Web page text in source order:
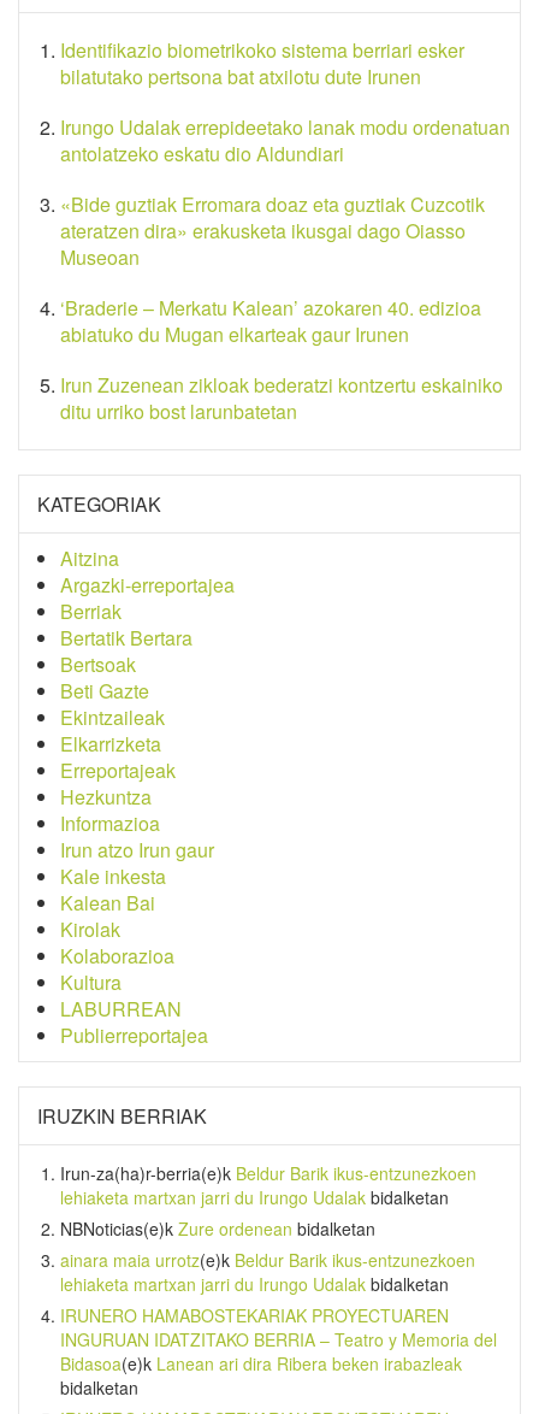
Identifikazio biometrikoko sistema berriari esker
bilatutako pertsona bat atxilotu dute Irunen
Irungo Udalak errepideetako lanak modu ordenatuan
antolatzeko eskatu dio Aldundiari
«Bide guztiak Erromara doaz eta guztiak Cuzcotik
ateratzen dira» erakusketa ikusgai dago Oiasso
Museoan
‘Braderie – Merkatu Kalean’ azokaren 40. edizioa
abiatuko du Mugan elkarteak gaur Irunen
Irun Zuzenean zikloak bederatzi kontzertu eskainiko
ditu urriko bost larunbatetan
KATEGORIAK
Aitzina
Argazki-erreportajea
Berriak
Bertatik Bertara
Bertsoak
Beti Gazte
Ekintzaileak
Elkarrizketa
Erreportajeak
Hezkuntza
Informazioa
Irun atzo Irun gaur
Kale inkesta
Kalean Bai
Kirolak
Kolaborazioa
Kultura
LABURREAN
Publierreportajea
IRUZKIN BERRIAK
Irun-za(ha)r-berria(e)k Beldur Barik ikus-entzunezkoen
lehiaketa martxan jarri du Irungo Udalak bidalketan
NBNoticias(e)k Zure ordenean bidalketan
ainara maia urrotz(e)k Beldur Barik ikus-entzunezkoen
lehiaketa martxan jarri du Irungo Udalak bidalketan
IRUNERO HAMABOSTEKARIAK PROYECTUAREN
INGURUAN IDATZITAKO BERRIA – Teatro y Memoria del
Bidasoa(e)k Lanean ari dira Ribera beken irabazleak
bidalketan